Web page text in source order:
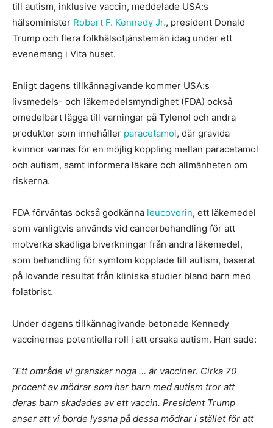
till autism, inklusive vaccin, meddelade USA:s
hälsominister Robert F. Kennedy Jr., president Donald
Trump och flera folkhälsotjänstemän idag under ett
evenemang i Vita huset.
Enligt dagens tillkännagivande kommer USA:s
livsmedels- och läkemedelsmyndighet (FDA) också
omedelbart lägga till varningar på Tylenol och andra
produkter som innehåller paracetamol, där gravida
kvinnor varnas för en möjlig koppling mellan paracetamol
och autism, samt informera läkare och allmänheten om
riskerna.
FDA förväntas också godkänna leucovorin, ett läkemedel
som vanligtvis används vid cancerbehandling för att
motverka skadliga biverkningar från andra läkemedel,
som behandling för symtom kopplade till autism, baserat
på lovande resultat från kliniska studier bland barn med
folatbrist.
Under dagens tillkännagivande betonade Kennedy
vaccinernas potentiella roll i att orsaka autism. Han sade:
”Ett område vi granskar noga … är vacciner. Cirka 70
procent av mödrar som har barn med autism tror att
deras barn skadades av ett vaccin. President Trump
anser att vi borde lyssna på dessa mödrar i stället för att